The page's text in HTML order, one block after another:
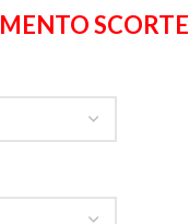
SCORTE